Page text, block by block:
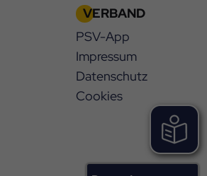
VERBAND
PSV-App
Impressum
Datenschutz
Cookies